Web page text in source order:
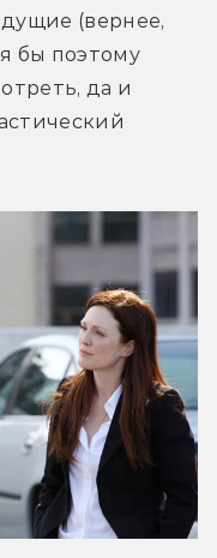
(вернее,
бы поэтому
да и